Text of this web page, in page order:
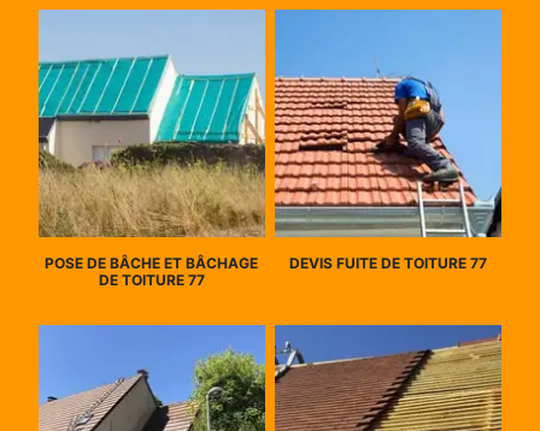
POSE DE BÂCHE ET BÂCHAGE
DE TOITURE 77
DEVIS FUITE DE TOITURE 77